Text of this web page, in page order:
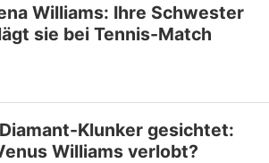
Williams: Ihre Schwester
sie bei Tennis-Match
Klunker gesichtet:
Williams verlobt?